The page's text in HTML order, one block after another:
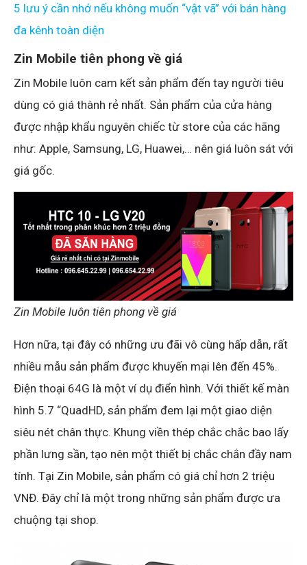
5 lưu ý cần nhớ nếu không muốn “vật vã” với bán hàng
đa kênh toàn diện
Zin Mobile tiên phong về giá
Zin Mobile luôn cam kết sản phẩm đến tay người tiêu
dùng có giá thành rẻ nhất. Sản phẩm của cửa hàng
được nhập khẩu nguyên chiếc từ store của các hãng
như: Apple, Samsung, LG, Huawei,… nên giá luôn sát với
giá gốc.
Zin Mobile luôn tiên phong về giá
Hơn nữa, tại đây có những ưu đãi vô cùng hấp dẫn, rất
nhiều mẫu sản phẩm được khuyến mại lên đến 45%.
Điện thoại 64G là một ví dụ điển hình. Với thiết kế màn
hình 5.7 “QuadHD, sản phẩm đem lại một giao diện
siêu nét chân thực. Khung viền thép chắc chắc bao lấy
phần lưng sần, tạo nên một thiết bị chắc chắn đầy nam
tính. Tại Zin Mobile, sản phẩm có giá chỉ hơn 2 triệu
VNĐ. Đây chỉ là một trong những sản phẩm được ưa
chuộng tại shop.